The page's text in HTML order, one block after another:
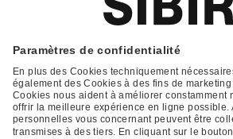
Contact
FAQ